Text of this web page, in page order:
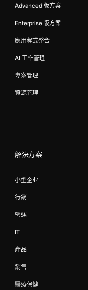
Advanced 版方案
Enterprise 版方案
應用程式整合
AI 工作管理
專案管理
資源管理
解決方案
小型企业
行銷
營運
IT
產品
銷售
醫療保健